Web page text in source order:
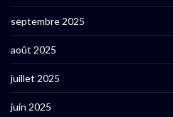
septembre 2025
août 2025
juillet 2025
juin 2025